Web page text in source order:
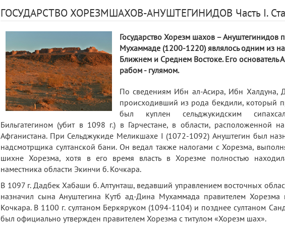
ГОСУДАРСТВО ХОРЕЗМШАХОВ-АНУШТЕГИНИДОВ Часть I.
Государство Хорезм шахов – Ануштегинидов
Мухаммаде (1200-1220) являлось одним из
Ближнем и Среднем Востоке. Его основатель
рабом - гулямом.
По сведениям Ибн ал-Асира, Ибн Халдуна,
происходивший из рода бекдили, который
был куплен сельджукидским
Бильгатегином (убит в 1098 г.) в Гарчестане, в области, расположенной
Афганистана. При Сельджукиде Меликшахе I (1072-1092) Ануштегин был
надсмотрщика султанской бани. Он ведал также налогами с Хорезма,
шихне Хорезма, хотя в его время власть в Хорезме полностью
наместника области Экинчи б. Кочкара.
В 1097 г. Дадбек Хабаши б. Алтунташ, ведавший управлением восточных
назначил сына Ануштегина Кутб ад-Дина Мухаммада правителем
Кочкара. В 1100 г. султаном Беркяруком (1094-1104) и позднее султаном
был официально утвержден правителем Хорезма с титулом «Хорезм шах».